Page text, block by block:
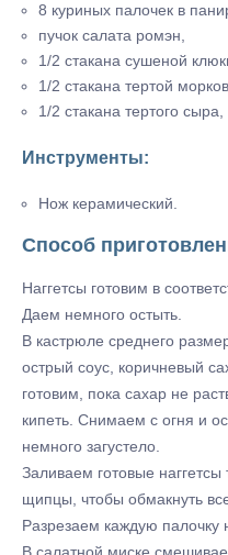
8 куриных палочек в
пучок салата ромэн,
1/2 стакана сушеной
1/2 стакана тертой
1/2 стакана тертого сыра,
Инструменты:
Нож керамический.
Способ
Наггетсы готовим в
Даем немного остыть.
В кастрюле среднего
острый соус, коричневый
готовим, пока сахар не
кипеть. Снимаем с огня и
немного загустело.
Заливаем готовые
щипцы, чтобы обмакнуть
Разрезаем каждую палочку